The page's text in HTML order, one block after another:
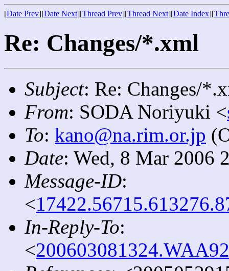
[Date Prev][Date Next][Thread Prev][Thread Next][Date Index][
Re: Changes/*.xml
Subject: Re: Changes/
From: SODA Noriyuki <
To: kano@na.rim.or.jp
Date: Wed, 8 Mar 2006
Message-ID:
<
In-Reply-To:
<